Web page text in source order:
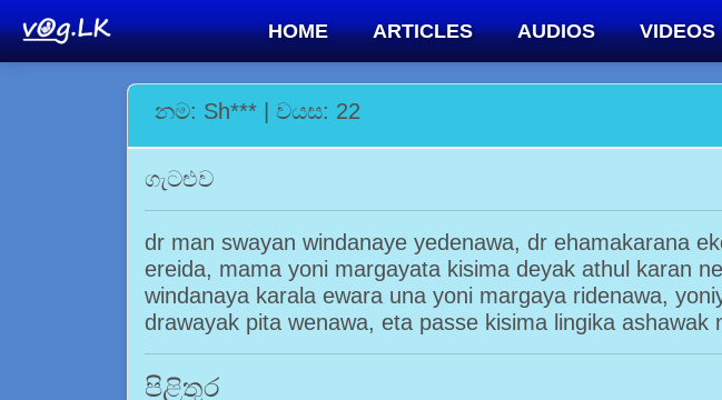
HOME ARTICLES AUDIOS VIDEOS
නම: Sh*** | වයස: 22
ගැටළුව
dr man swayan windanaye yedenawa, dr ehamakarana
ereida, mama yoni margayata kisima deyak athul karan
windanaya karala ewara una yoni margaya ridenawa,
drawayak pita wenawa, eta passe kisima lingika ashawak
පිළිතුර